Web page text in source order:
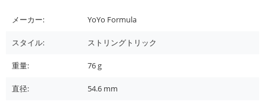
メーカー: YoYo Formula
スタイル: ストリングトリック
重量: 76g
直径: 54.6 mm